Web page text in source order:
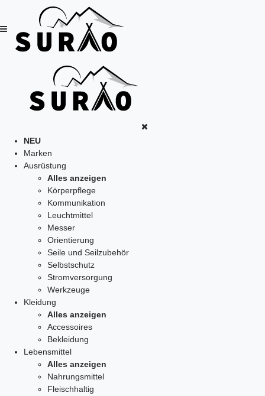
NEU
Marken
Ausrüstung
Alles anzeigen
Körperpflege
Kommunikation
Leuchtmittel
Messer
Orientierung
Seile und Seilzubehör
Selbstschutz
Stromversorgung
Werkzeuge
Kleidung
Alles anzeigen
Accessoires
Bekleidung
Lebensmittel
Alles anzeigen
Nahrungsmittel
Fleischhaltig